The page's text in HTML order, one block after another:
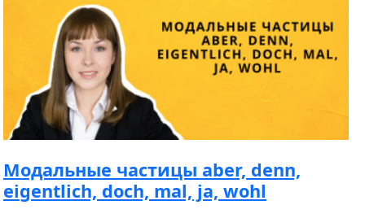
Модальные частицы aber, denn,
eigentlich, doch, mal, ja, wohl